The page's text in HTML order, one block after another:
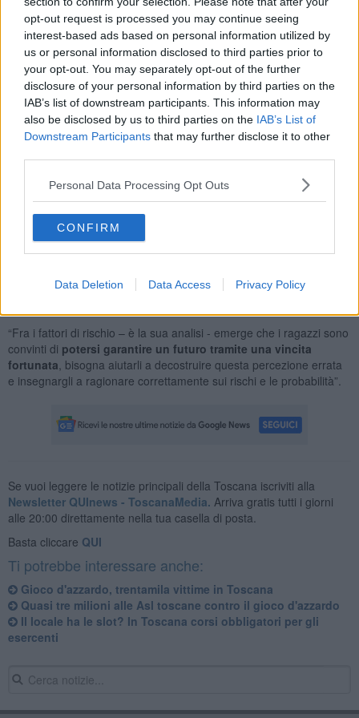
opt-out request is processed you may continue seeing
interest-based ads based on personal information utilized by
us or personal information disclosed to third parties prior to
your opt-out. You may separately opt-out of the further
disclosure of your personal information by third parties on the
IAB’s list of downstream participants. This information may
also be disclosed by us to third parties on the IAB’s List of
Downstream Participants that may further disclose it to other
Personal Data Processing Opt Outs
CONFIRM
Data Deletion Data Access Privacy Policy
"Il gioco d'azzardo viene spesso percepito come unasoluzione
per uscire dalla povertà , in sostituzione a dei percorsi di
investimento e pianificazione a lungo termine. La cultura
dell'azzardo si sta diffondendo nella popolazione giovanile, che
ricorre con sempre maggior frequenza al gioco d'azzardo ed
allarmante risulta anche il dato che evidenzia quanto il gioco
d'azzardo sia diffuso tra i minorenni, che per legge non hanno
Sotto la lente della docente ordinaria del
dipartimento Neuroscienze, Psicologia, Area del Farmaco e Salute
del Bambino (Neurofarba) dell’università di Firenze
Primifinisce infatti proprio la smagliatura che consente ai
al gioco d’azzardo, specialmente sul web:
adesso ai ragazzi vengono promessi guadagni rapidi anche tramite
“Fra i fattori di rischio – è la sua analisi - emerge che i ragazzi sono
convinti di potersi garantire un futuro tramite una vincita
fortunata , bisogna aiutarli a decostruire questa percezione errata
e insegnargli a ragionare correttamente sui rischi e le probabilità”.
Se vuoi leggere le notizie principali della Toscana iscriviti alla
Newsletter QUInews - ToscanaMedia. Arriva gratis tutti i giorni
alle 20:00 direttamente nella tua casella di posta.
Basta cliccare QUI
Ti potrebbe interessare anche:
Gioco d'azzardo, trentamila vittime in Toscana
Quasi tre milioni alle Asl toscane contro il gioco d'azzardo
Il locale ha le slot? In Toscana corsi obbligatori per gli
esercenti